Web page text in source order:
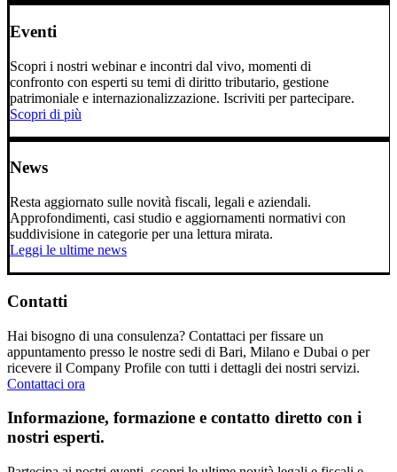
Eventi
Scopri i nostri webinar e incontri dal vivo, momenti di
confronto con esperti su temi di diritto tributario, gestione
patrimoniale e internazionalizzazione. Iscriviti per partecipare.
Scopri di più
News
Resta aggiornato sulle novità fiscali, legali e aziendali.
Approfondimenti, casi studio e aggiornamenti normativi con
suddivisione in categorie per una lettura mirata.
Leggi le ultime news
Contatti
Hai bisogno di una consulenza? Contattaci per fissare un
appuntamento presso le nostre sedi di Bari, Milano e Dubai o per
ricevere il Company Profile con tutti i dettagli dei nostri servizi.
Contattaci ora
Informazione, formazione e contatto diretto con i
nostri esperti.